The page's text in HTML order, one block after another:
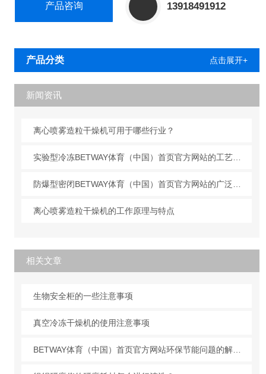
产品咨询 13918491912
产品分类 点击展开+
新闻资讯
离心喷雾造粒干燥机可用于哪些行业？
离心喷雾造粒干燥机的工作原理与特点
相关文章
生物安全柜的一些注意事项
真空冷冻干燥机的使用注意事项